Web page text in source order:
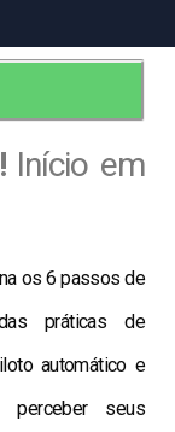
Início em
os 6 passos de
práticas de
automático e
perceber seus